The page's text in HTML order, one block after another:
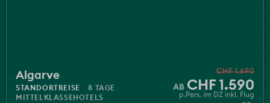
CHF 1.690
CHF 1.590
p.Pers. im DZ inkl. Flug
Algarve
STANDORTREISE
8 TAGE
MITTELKLASSEHOTELS